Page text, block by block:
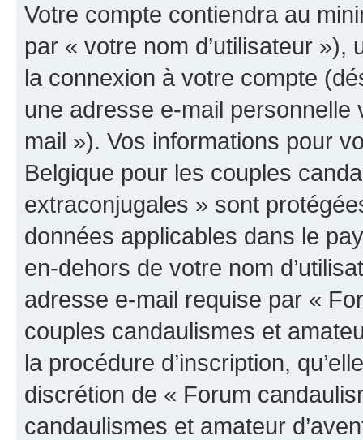
Votre compte contiendra au
par « votre nom d’utilisateur
la connexion à votre compte
une adresse e-mail
mail »). Vos informations pour
Belgique pour les couples
extraconjugales » sont
données applicables dans le
en-dehors de votre nom
adresse e-mail requise par «
couples candaulismes et
la procédure d’inscription,
discrétion de « Forum
candaulismes et amateur